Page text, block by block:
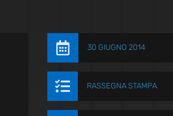
 30 GIUGNO 2014
 RASSEGNA STAMPA